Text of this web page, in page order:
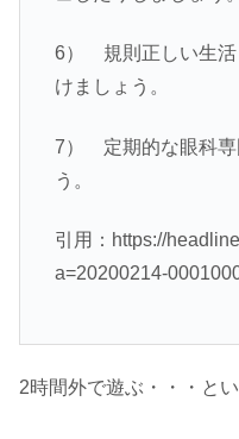
6） 規則正しい生活
けましょう。
7） 定期的な眼科専
う。
引用：https://
a=20200214-
2時間外で遊ぶ・・・と